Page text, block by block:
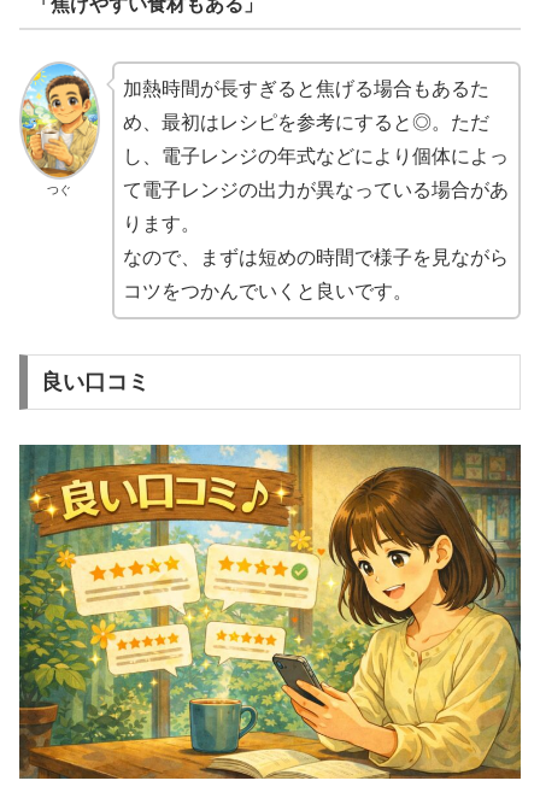
つぐ
加熱時間が長すぎると焦げる場合もあるた
め、最初はレシピを参考にすると◎。ただ
し、電子レンジの年式などにより個体によっ
て電子レンジの出力が異なっている場合があ
ります。
なので、まずは短めの時間で様子を見ながら
コツをつかんでいくと良いです。
良い口コミ